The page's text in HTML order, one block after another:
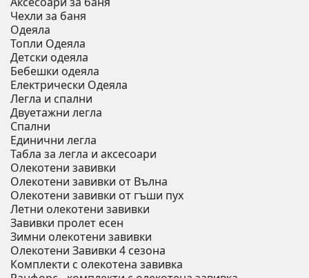
Чехли за баня
Одеяла
Топли Одеяла
Детски одеяла
Бебешки одеяла
Електрически Одеяла
Легла и спални
Двуетажни легла
Спални
Единични легла
Табла за легла и аксесоари
Олекотени завивки
Олекотени завивки от Вълна
Олекотени завивки от гъши пух
Летни олекотени завивки
Завивки пролет есен
Зимни олекотени завивки
Олекотени Завивки 4 сезона
Комплекти с олекотена завивка